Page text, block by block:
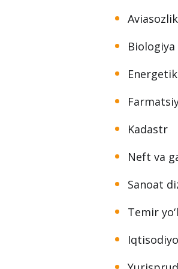
Aviasozlik
Biologiya
Kadastr
Neft va
Sanoat
Temir yo‘l